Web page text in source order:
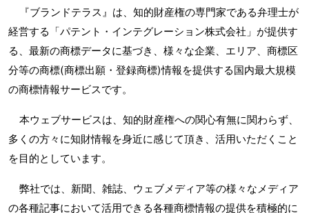
『ブランドテラス』は、知的財産権の専門家である弁理士が
経営する「パテント・インテグレーション株式会社」が提供す
る、最新の商標データに基づき、様々な企業、エリア、商標区
分等の商標(商標出願・登録商標)情報を提供する国内最大規模
の商標情報サービスです。
本ウェブサービスは、知的財産権への関心有無に関わらず、
多くの方々に知財情報を身近に感じて頂き、活用いただくこと
を目的としています。
弊社では、新聞、雑誌、ウェブメディア等の様々なメディア
の各種記事において活用できる各種商標情報の提供を積極的に